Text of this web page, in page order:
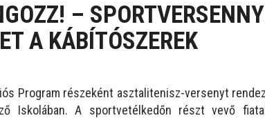
–
A KÁBÍTÓSZEREK
Program részeként asztalitenisz-versenyt
Iskolában. A sportvetélkedőn részt vevő